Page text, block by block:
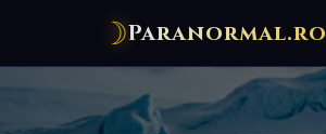
☽Paranormal.ro